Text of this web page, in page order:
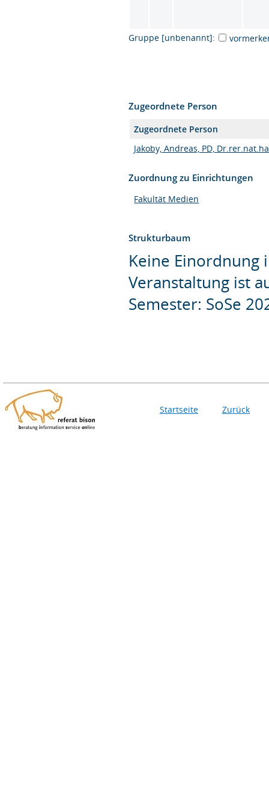
Gruppe [unbenannt]:
Zugeordnete Person
Zugeordnete Person
Jakoby, Andreas, PD,
Zuordnung zu Einrichtungen
Fakultät Medien
Strukturbaum
Keine Einordnung
Veranstaltung ist
Semester: SoSe
Startseite Zurück